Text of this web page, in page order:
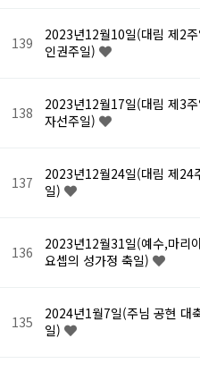
139
2023년12월10일(대림 제2
인권주일)
138
2023년12월17일(대림 제3
자선주일)
137
2023년12월24일(대림 제24
일)
136
2023년12월31일(예수,마리
요셉의 성가정 축일)
135
2024년1월7일(주님 공현 대
일)